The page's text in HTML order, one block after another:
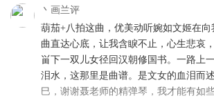
丶画兰评
葫茄+八拍这曲，优美动听婉如文姬在
曲直达心底，让我含睙不止，心生悲哀
畄下一双儿女径回汉朝修国书。一路上
泪水，这那里是曲谱。是文女的血泪而
巳，谢谢聂老师的精弹琴，我才能有如